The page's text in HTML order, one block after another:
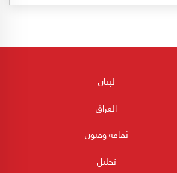
لبنان
العراق
ثقافه وفنون
تحليل